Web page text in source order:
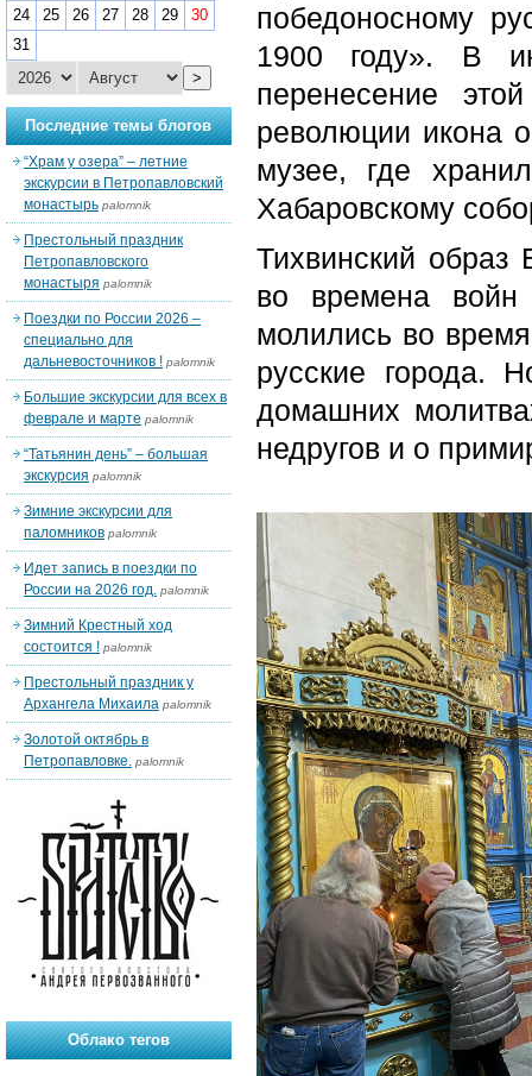
победоносному
1900 году». В
перенесение
революции икона
музее, где
Хабаровскому
Тихвинский образ
во времена войн
молились во
русские города.
домашних
недругов и о
24
25 26 27 28 29
30
31
>
Последние темы блогов
“Храм у озера” – летние
экскурсии в Петропавловский
монастырь palomnik
Престольный праздник
Петропавловского
монастыря palomnik
Поездки по России 2026 –
специально для
дальневосточников ! palomnik
Большие экскурсии для всех в
феврале и марте palomnik
“Татьянин день” – большая
экскурсия palomnik
Зимние экскурсии для
паломников palomnik
Идет запись в поездки по
России на 2026 год. palomnik
Зимний Крестный ход
состоится ! palomnik
Престольный праздник у
Архангела Михаила palomnik
Золотой октябрь в
Петропавловке. palomnik
Облако тегов